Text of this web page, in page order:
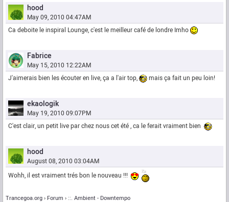
hood
May 09, 2010 04:47AM
Ca deboite le inspiral Lounge, c'est le meilleur café de londre Imho
Fabrice
May 15, 2010 12:22AM
J'aimerais bien les écouter en live, ça a l'air top,
mais ça fait un peu loin!
ekaologik
May 19, 2010 09:07PM
C'est clair, un petit live par chez nous cet été , ca le ferait vraiment bien
hood
August 08, 2010 03:04AM
Wohh, il est vraiment trés bon le nouveau !!!
Trancegoa.org Forum ::. Ambient - Downtempo